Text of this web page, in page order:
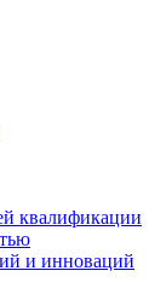
квалификации
и инноваций